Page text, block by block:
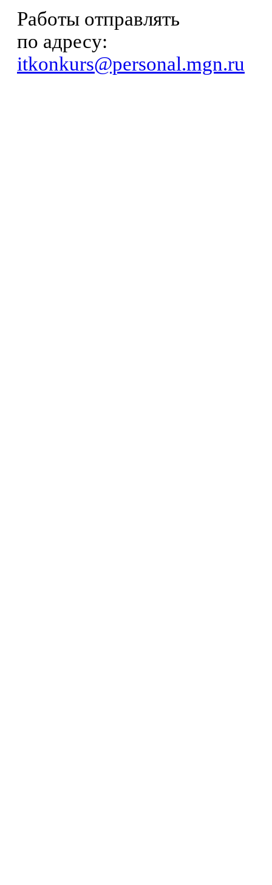
Работы отправлять
по адресу:
itkonkurs@personal.mgn.ru